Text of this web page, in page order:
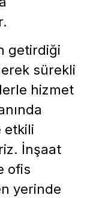
getirdiği
sürekli
hizmet
etkili
İnşaat
ofis
yerinde